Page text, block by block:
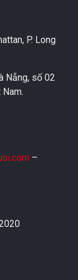
P. Long
Nẵng, số 02
–